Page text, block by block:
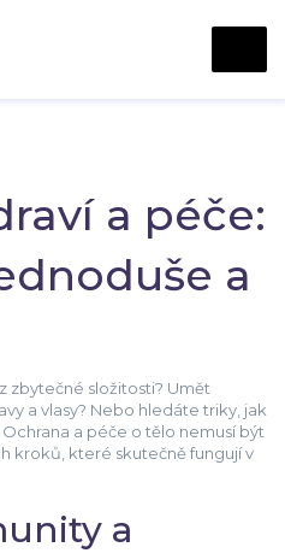
a péče:
a
zbytečné složitosti? Umět
a vlasy? Nebo hledáte triky, jak
a péče o tělo nemusí být
kroků, které skutečně fungují v
a